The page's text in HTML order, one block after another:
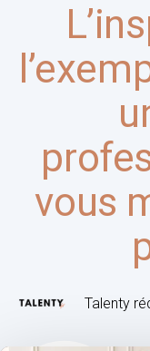
vous
Talenty